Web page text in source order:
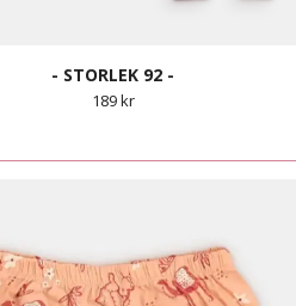
- STORLEK 92 -
189 kr